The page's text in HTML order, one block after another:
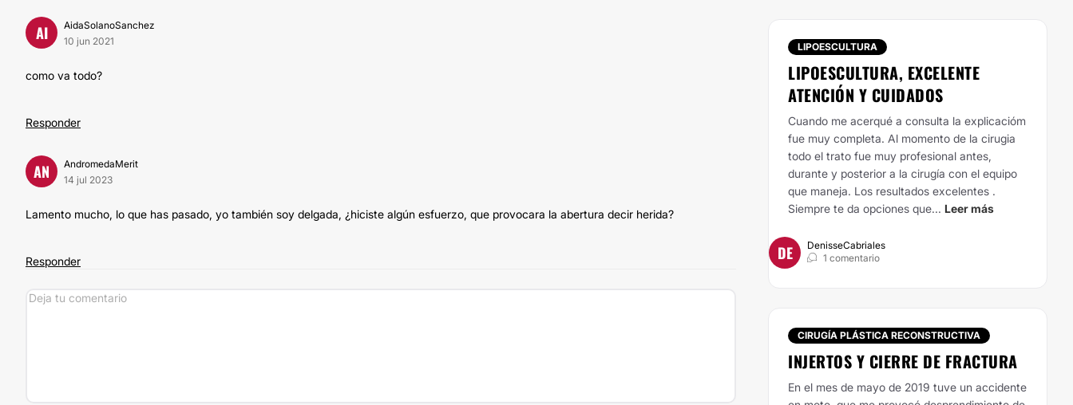
AI
AidaSolanoSanchez
10 jun 2021
como va todo?
Responder
AN
AndromedaMerit
14 jul 2023
Lamento mucho, lo que has pasado, yo también soy delgada, ¿hiciste algún esfuerzo, que provocara la abertura decir herida?
Responder
LIPOESCULTURA
LIPOESCULTURA, EXCELENTE
ATENCIÓN Y CUIDADOS
Cuando me acerqué a consulta la explicacióm
fue muy completa. Al momento de la cirugia
todo el trato fue muy profesional antes,
durante y posterior a la cirugía con el equipo
que maneja. Los resultados excelentes .
Siempre te da opciones que... Leer más
DE
DenisseCabriales
1 comentario
CIRUGÍA PLÁSTICA RECONSTRUCTIVA
INJERTOS Y CIERRE DE FRACTURA
En el mes de mayo de 2019 tuve un accidente